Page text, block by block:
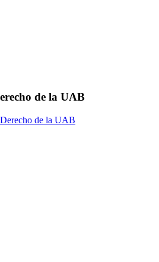
de la UAB
de la UAB